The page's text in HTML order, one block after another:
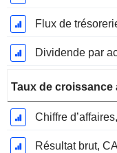
Dividende par
Taux de
Chiffre
Résultat brut,